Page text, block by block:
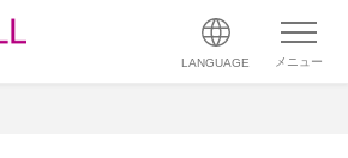
LANGUAGE メニュー